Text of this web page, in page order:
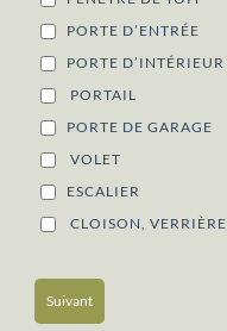
PORTE D’ENTRÉE
PORTE D’INTÉRIEUR
PORTAIL
PORTE DE GARAGE
VOLET
ESCALIER
CLOISON, VERRIÈRE
Suivant